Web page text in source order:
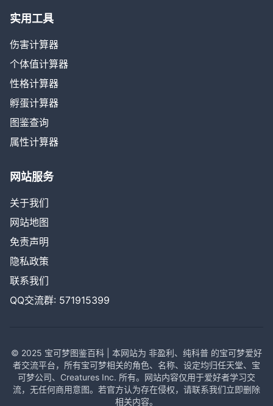
实用工具
伤害计算器
个体值计算器
性格计算器
孵蛋计算器
图鉴查询
属性计算器
网站服务
关于我们
网站地图
免责声明
隐私政策
联系我们
QQ交流群: 571915399
© 2025 宝可梦图鉴百科 | 本网站为 非盈利、纯科普 的宝可梦爱好
者交流平台，所有宝可梦相关的角色、名称、设定均归任天堂、宝
可梦公司、Creatures Inc. 所有。网站内容仅用于爱好者学习交
流，无任何商用意图。若官方认为存在侵权，请联系我们立即删除
相关内容。